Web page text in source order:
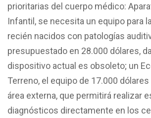
prioritarias del cuerpo médico:
Infantil, se necesita un equipo para
recién nacidos con patologías
presupuestado en 28.000 dólares,
dispositivo actual es obsoleto; un
Terreno, el equipo de 17.000
área externa, que permitirá realizar
diagnósticos directamente en los